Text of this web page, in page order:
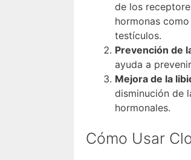
de los
hormonas
testículos.
Prevención de
ayuda a
Mejora de la
disminución de
hormonales.
Cómo Usar